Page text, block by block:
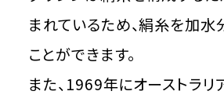
まれているため、絹糸を加水
ことができます。
また、1969年にオーストラリ